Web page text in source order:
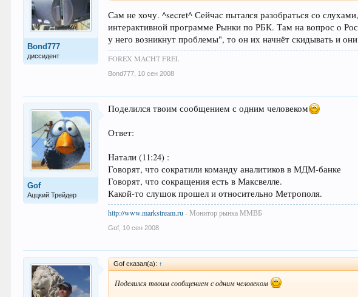
Bond777
диссидент
Сам не хочу. ^secret^ Сейчас пытался разобраться со
интерактивной программе Рынки по РБК. Там на вопрос о
у него возникнут проблемы", то он их начнёт скидывать и
FOREX MACHT FREI.
Bond777 10 сен 2008
Gof
Аццкий Трейдер
Поделился твоим сообщением с одним человеком
Ответ:
Натали (11:24) :
Говорят, что сократили команду аналитиков в МДМ-банке
Говорят, что сокращения есть в Максвелле.
Какой-то слушок прошел и относительно Метрополя.
http://www.markstream.ru- Монитор рынка ММВБ
Gof 10 сен 2008
Gof сказал(а): ↑
Поделился твоим сообщением с одним человеком